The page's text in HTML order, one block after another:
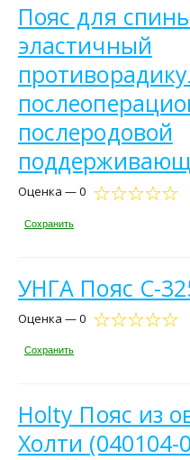
Пояс для
эластичный
послеродовой
Оценка — 0
Сохранить
УНГА Пояс С-
Оценка — 0
Сохранить
Holty Пояс из
Холти (040104-